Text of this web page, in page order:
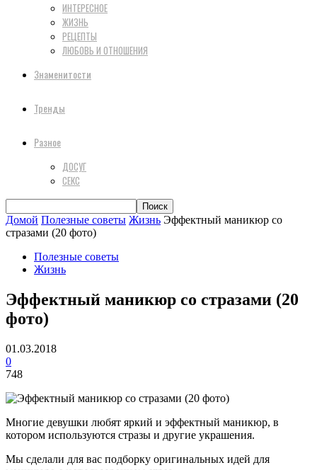
ИНТЕРЕСНОЕ
ЖИЗНЬ
РЕЦЕПТЫ
ЛЮБОВЬ И ОТНОШЕНИЯ
Знаменитости
Тренды
Разное
ДОСУГ
СЕКС
Домой Полезные советы Жизнь Эффектный маникюр со
стразами (20 фото)
Полезные советы
Жизнь
Эффектный маникюр со стразами (20
фото)
01.03.2018
0
748
Многие девушки любят яркий и эффектный маникюр, в
котором используются стразы и другие украшения.
Мы сделали для вас подборку оригинальных идей для